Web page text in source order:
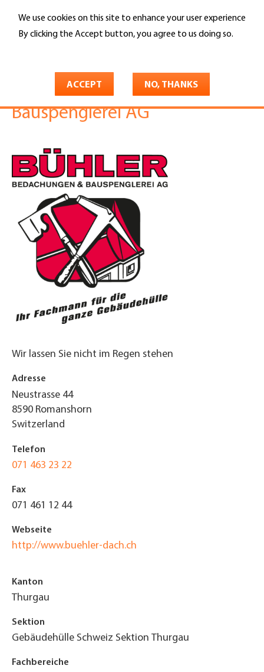
We use cookies on this site to enhance your user experience
By clicking the Accept button, you agree to us doing so.
ACCEPT NO, THANKS
main
Search
Bühler Bedachungen und
Bauspenglerei AG
Wir lassen Sie nicht im Regen stehen
Adresse
Neustrasse 44
8590 Romanshorn
Switzerland
Telefon
071 463 23 22
Fax
071 461 12 44
Webseite
http://www.buehler-dach.ch
Kanton
Thurgau
Sektion
Gebäudehülle Schweiz Sektion Thurgau
Fachbereiche